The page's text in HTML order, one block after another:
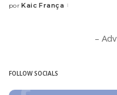
Posted
por Kaic França
–
FOLLOW SOCIALS